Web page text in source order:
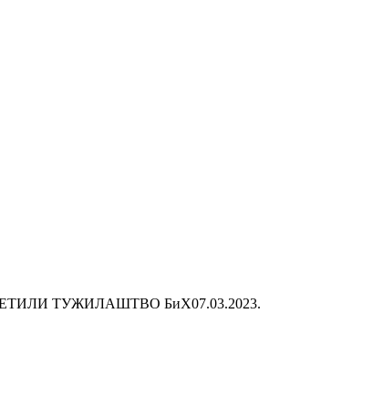
ТУЖИЛАШТВО БиХ07.03.2023.